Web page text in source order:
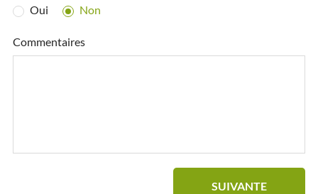
Oui
Non
Commentaires
SUIVANTE